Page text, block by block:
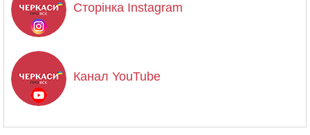
Сторінка Instagram
Канал YouTube